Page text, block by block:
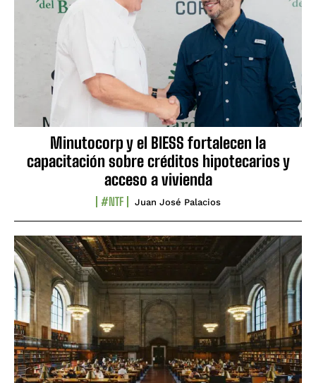
Minutocorp y el BIESS fortalecen la
capacitación sobre créditos hipotecarios y
acceso a vivienda
#NTF Juan José Palacios